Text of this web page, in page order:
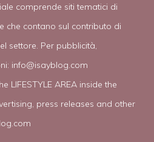
comprende siti tematici di
che contano sul contributo di
settore. Per pubblicità,
info@isayblog.com
LIFESTYLE AREA inside the
press releases and other